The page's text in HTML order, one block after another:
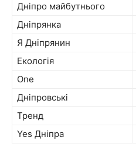
Дніпро майбутнього
Дніпрянка
Я Дніпрянин
Екологія
One
Дніпровські
Тренд
Yes Дніпра